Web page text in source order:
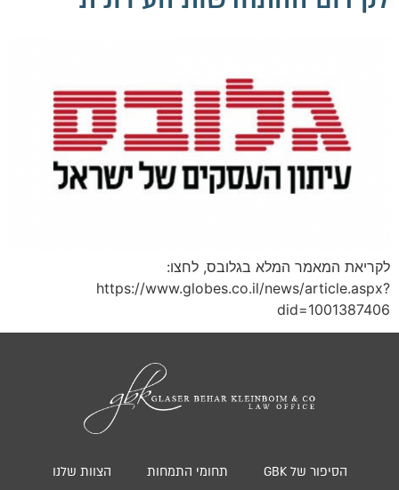
לקריאת המאמר המלא בגלובס, לחצו:
https://www.globes.co.il/news/article.aspx?
did=1001387406
הסיפור של GBK תחומי התמחות הצוות שלנו